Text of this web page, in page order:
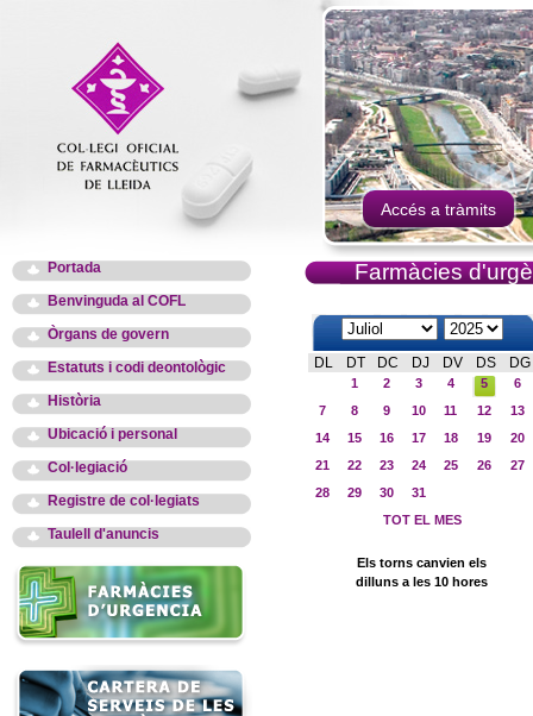
Accés a tràmits
Portada
Benvinguda al COFL
Òrgans de govern
Estatuts i codi deontològic
Història
Ubicació i personal
Col·legiació
Registre de col·legiats
Taulell d'anuncis
Farmàcies
DL DT DC DJ DV DS DG
1 2 3 4 5
6
7
8 9 10 11 12
13
14
15 16 17 18 19
20
21
22 23 24 25 26
27
28
29 30
31
TOT EL MES
Els torns canvien els
dilluns a les 10 hores